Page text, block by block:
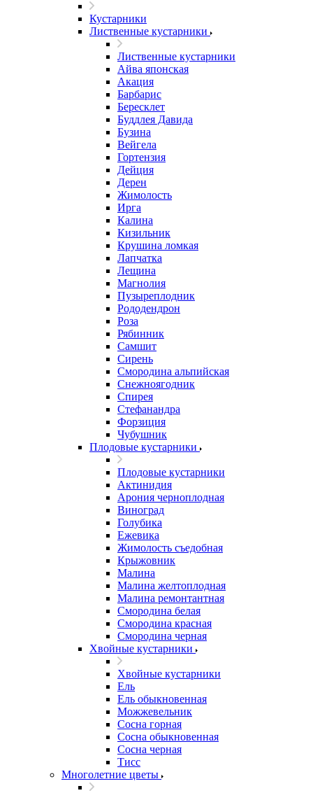
Кустарники
Лиственные кустарники
Лиственные кустарники
Айва японская
Акация
Барбарис
Бересклет
Буддлея Давида
Бузина
Вейгела
Гортензия
Дейция
Дерен
Жимолость
Ирга
Калина
Кизильник
Крушина ломкая
Лапчатка
Лещина
Магнолия
Пузыреплодник
Рододендрон
Роза
Рябинник
Самшит
Сирень
Смородина альпийская
Снежноягодник
Спирея
Стефанандра
Форзиция
Чубушник
Плодовые кустарники
Плодовые кустарники
Актинидия
Арония черноплодная
Виноград
Голубика
Ежевика
Жимолость съедобная
Крыжовник
Малина
Малина желтоплодная
Малина ремонтантная
Смородина белая
Смородина красная
Смородина черная
Хвойные кустарники
Хвойные кустарники
Ель
Ель обыкновенная
Можжевельник
Сосна горная
Сосна обыкновенная
Сосна черная
Тисс
Многолетние цветы